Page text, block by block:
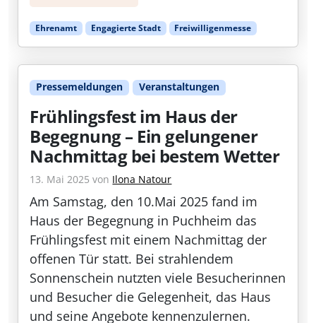
Ehrenamt Engagierte Stadt Freiwilligenmesse
Pressemeldungen Veranstaltungen
Frühlingsfest im Haus der
Begegnung – Ein gelungener
Nachmittag bei bestem Wetter
13. Mai 2025 von Ilona Natour
Am Samstag, den 10.Mai 2025 fand im
Haus der Begegnung in Puchheim das
Frühlingsfest mit einem Nachmittag der
offenen Tür statt. Bei strahlendem
Sonnenschein nutzten viele Besucherinnen
und Besucher die Gelegenheit, das Haus
und seine Angebote kennenzulernen.